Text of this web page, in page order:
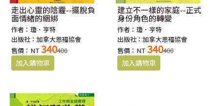
走出心靈的陰霾--擺脫負
面情緒的綑綁
作者：瓊．亨特
出版社：加拿大恩福協會
售價：NT 340400
建立不一樣的家庭--正式
身份角色的轉變
作者：瓊．亨特
出版社：加拿大恩福協會
售價：NT 340400